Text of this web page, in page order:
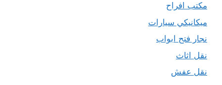
مكتب افراح
ميكانيكي سيارات
نجار فتح ابواب
نقل اثاث
نقل عفش